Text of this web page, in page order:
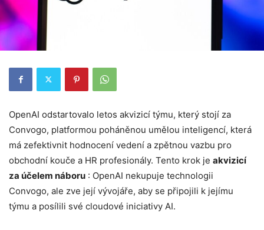
OpenAI odstartovalo letos akvizicí týmu, který stojí za
Convogo, platformou poháněnou umělou inteligencí, která
má zefektivnit hodnocení vedení a zpětnou vazbu pro
obchodní kouče a HR profesionály. Tento krok je akvizicí
za účelem náboru : OpenAI nekupuje technologii
Convogo, ale zve její vývojáře, aby se připojili k jejímu
týmu a posílili své cloudové iniciativy AI.